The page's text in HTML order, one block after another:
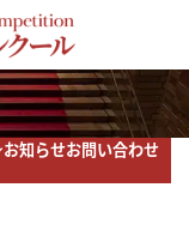
お知らせお問い合わせ